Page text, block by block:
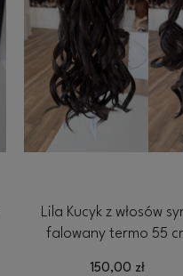
Lila Kucyk z włosów
falowany termo 55
150,00 zł